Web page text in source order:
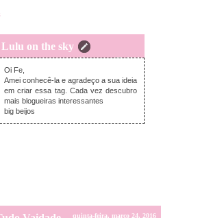
Lulu on the sky
sexta-feira, março 25, 2016
Oi Fe,
Amei conhecê-la e agradeço a sua ideia
em criar essa tag. Cada vez descubro
mais blogueiras interessantes
big beijos
quinta-feira, março 24, 2016